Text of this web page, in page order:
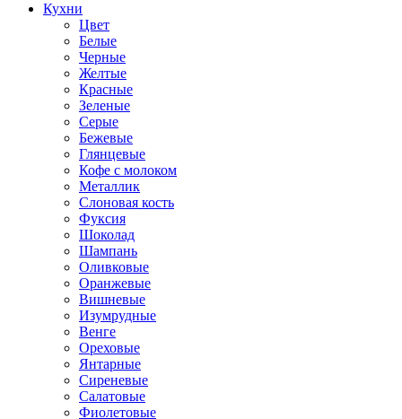
Кухни
Цвет
Белые
Черные
Желтые
Красные
Зеленые
Серые
Бежевые
Глянцевые
Кофе с молоком
Металлик
Слоновая кость
Фуксия
Шоколад
Шампань
Оливковые
Оранжевые
Вишневые
Изумрудные
Венге
Ореховые
Янтарные
Сиреневые
Салатовые
Фиолетовые